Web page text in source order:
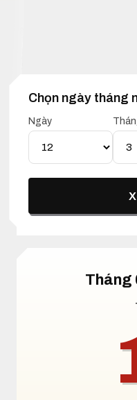
Chọn ngày tháng
Ngày
1. Xem ngày tốt
Lịch Vạn
Lịch dương
Tháng